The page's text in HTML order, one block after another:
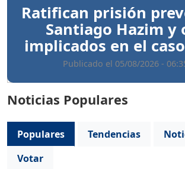
Ratifican prisión
Santiago Hazim y
implicados en el
Publicado el 05/08/2026 -
Noticias Populares
Populares Tendencias
Votar